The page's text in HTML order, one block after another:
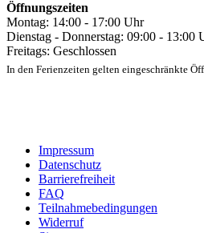
Öffnungszeiten
Montag: 14:00 - 17:00 Uhr
Dienstag - Donnerstag: 09:00 - 13:00
Freitags: Geschlossen
In den Ferienzeiten gelten eingeschränkte
Impressum
Datenschutz
Barrierefreiheit
FAQ
Teilnahmebedingungen
Widerruf